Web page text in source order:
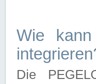
Wie
Die